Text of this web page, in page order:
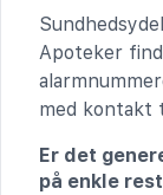
Apoteker
med kontakt
Er det
på enkle